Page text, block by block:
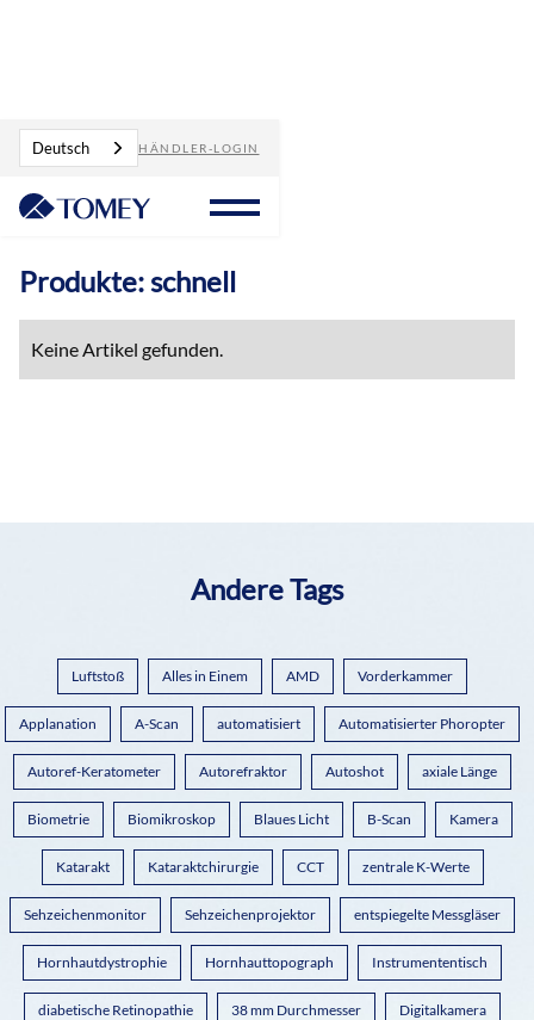
Deutsch HÄNDLER-LOGIN
Produkte schnell
Produkte: schnell
Keine Artikel gefunden.
Andere Tags
Luftstoß Alles in Einem AMD Vorderkammer
Applanation A-Scan automatisiert Automatisierter Phoropter
Autoref-Keratometer Autorefraktor Autoshot axiale Länge
Biometrie Biomikroskop Blaues Licht B-Scan Kamera
Katarakt Kataraktchirurgie CCT zentrale K-Werte
Sehzeichenmonitor Sehzeichenprojektor entspiegelte Messgläser
Hornhautdystrophie Hornhauttopograph Instrumententisch
diabetische Retinopathie 38 mm Durchmesser Digitalkamera